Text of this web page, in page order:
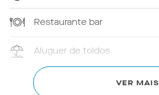
Restaurante bar
Aluguer de toldos
Primeiros socorros VER MAIS